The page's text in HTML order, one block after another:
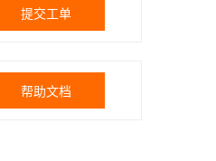
提交工单
帮助文档